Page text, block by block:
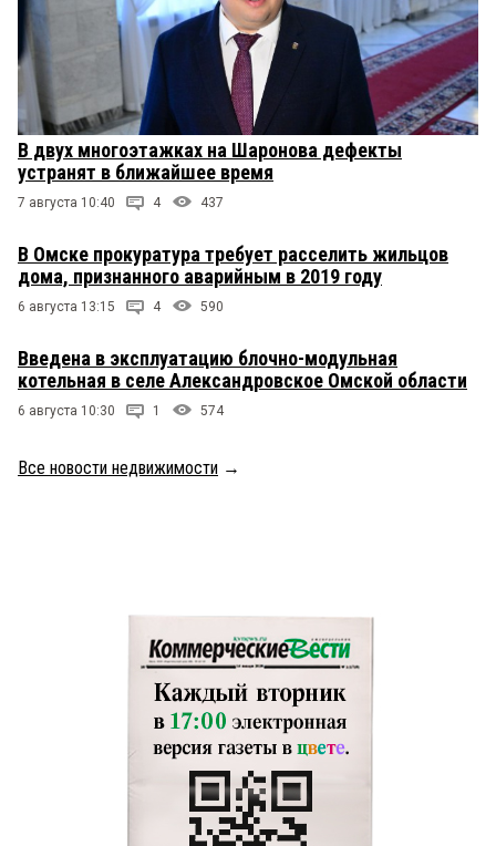
В двух многоэтажках на Шаронова дефекты
устранят в ближайшее время
7 августа 10:40 4 437
В Омске прокуратура требует расселить жильцов
дома, признанного аварийным в 2019 году
6 августа 13:15 4 590
Введена в эксплуатацию блочно-модульная
котельная в селе Александровское Омской области
6 августа 10:30 1 574
Все новости недвижимости →